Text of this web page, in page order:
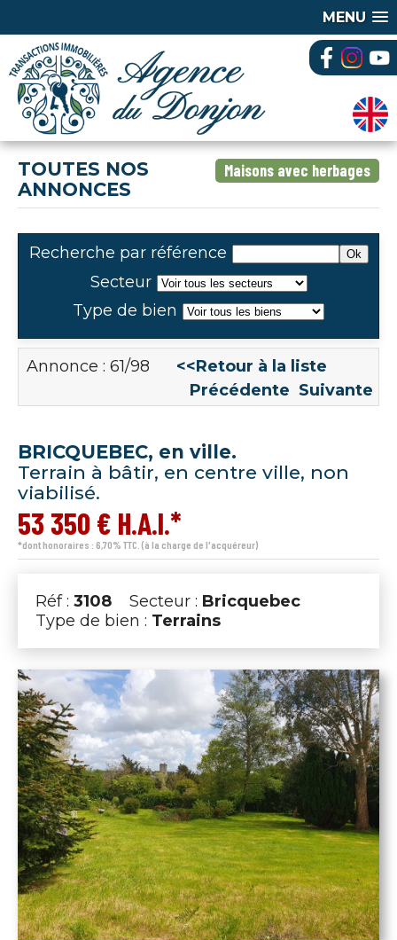
MENU
Maisons avec herbages
TOUTES NOS
ANNONCES
Recherche par référence
Secteur
Type de bien
Annonce : 61/98 <<Retour à la liste
Précédente Suivante
BRICQUEBEC, en ville.
Terrain à bâtir, en centre ville, non
viabilisé.
53 350 € H.A.I.*
*dont honoraires : 6,70% TTC. (à la charge de l'acquéreur)
Réf : 3108 Secteur : Bricquebec
Type de bien : Terrains